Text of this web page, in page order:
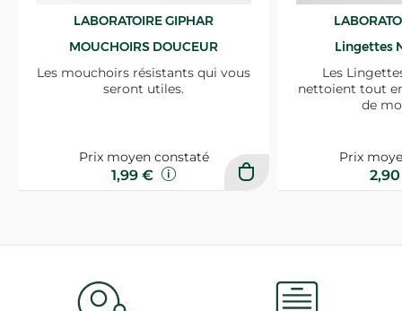
LABORATOIRE GIPHAR
MOUCHOIRS DOUCEUR
Les mouchoirs résistants qui vous
seront utiles.
Prix moyen constaté
1,99 €
Lingettes
Les
nettoient tout
de
Prix